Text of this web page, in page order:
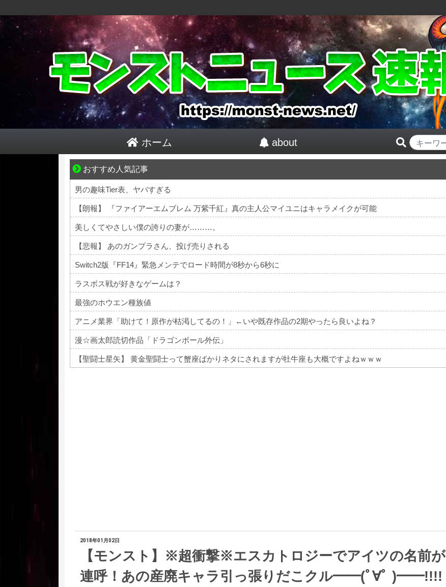
ホーム about
おすすめ人気記事
【マンガ】海外病院トラブルファイル
男の趣味Tier表、ヤバすぎる
【朗報】 『ファイアーエムブレム 万紫千紅』真の主人公マイユニはキャラメイクが可能
美しくてやさしい僕の誇りの妻が………。
【悲報】 あのガンプラさん、投げ売りされる
Switch2版『FF14』緊急メンテでロード時間が8秒から6秒に
ラスボス戦が好きなゲームは？
最強のホウエン種族値
アニメ業界「助けて！原作が枯渇してるの！」←いや既存作品の2期やったら良いよね？
漫☆画太郎読切作品「ドラゴンボール外伝」
【聖闘士星矢】 黄金聖闘士って蟹座ばかりネタにされますが牡牛座も大概ですよねｗｗｗ
2018年01月02日
【モンスト】※超衝撃※エスカトロジーでアイツの名前が
連呼！あの産廃キャラ引っ張りだこクル━━(ﾟ∀ﾟ )━━!!!!